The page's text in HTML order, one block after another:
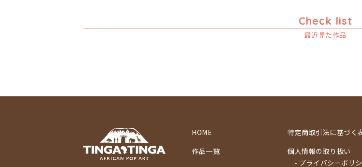
Check list
最近見た作品
HOME
作品一覧
特定商取引法に基づく
個人情報の取り扱い
- プライバシーポリ